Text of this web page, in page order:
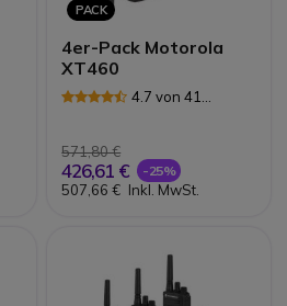
PACK
4er-Pack Motorola
XT460
4.7 von 41
571,80 €
426,61 € -25%
507,66 € Inkl. MwSt.